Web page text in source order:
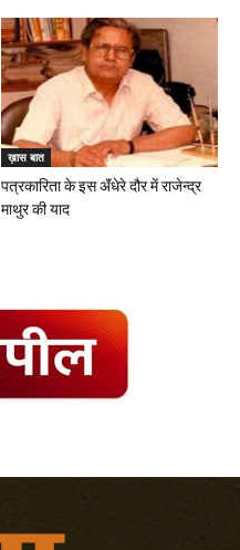
ख़ास बात
पत्रकारिता के इस ॲंधेरे दौर में राजेन्द्र
माथुर की याद